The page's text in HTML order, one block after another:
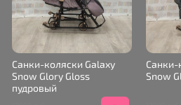
Санки-коляски Galaxy
Snow Glory Gloss
пудровый
Санки-
Snow